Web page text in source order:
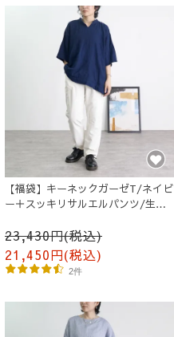
【福袋】キーネックガーゼT/ネイビ
ー＋スッキリサルエルパンツ/生成
23,430円(税込)
21,450円(税込)
2件